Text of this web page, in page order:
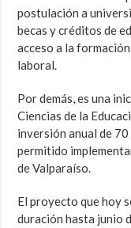
postulación a
becas y créditos de
acceso a la
laboral.
Por demás, es una
Ciencias de la
inversión anual de
permitido
de Valparaíso.
El proyecto que hoy
duración hasta junio